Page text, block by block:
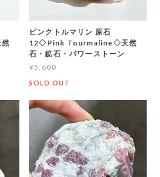
ピンクトルマリン 原石
12◇Pink Tourmaline◇天然
石・鉱石・パワーストーン
¥5,600
SOLD OUT